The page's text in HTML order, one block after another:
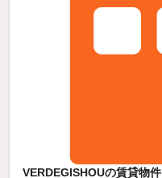
VERDEGISHOUの賃貸物件